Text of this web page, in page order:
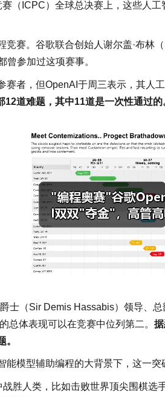
（ICPC）全球总决赛上，这些人
赛。谷歌联合创始人谢尔盖·布林
曾参加过这项赛事。
者，但OpenAI于周三表示，其人
道难题，其中11道是一次性通过的
士（Sir Demis Hassabis）领导、
总体表现可以在竞赛中位列第二。
。
模型辅助编程的大背景下，这一突
胜人类，比如击败世界顶尖围棋选